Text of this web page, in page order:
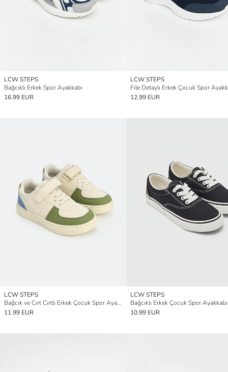
LCW STEPS
Bağcıklı Erkek Spor Ayakkabı
16.99 EUR
LCW STEPS
File Detaylı Erkek Çocuk Spor
12.99 EUR
LCW STEPS
Bağcık ve Cırt Cırtlı Erkek Çocuk Spor Ayakkabı
11.99 EUR
LCW STEPS
Bağcıklı Erkek Çocuk Spor Ayakkabı
10.99 EUR